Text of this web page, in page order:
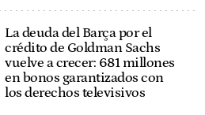
La deuda del Barça por el
crédito de Goldman Sachs
vuelve a crecer: 681 millones
en bonos garantizados con
los derechos televisivos